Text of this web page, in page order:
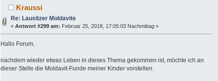
Kraussi
Re: Lausitzer Moldavite
«Antwort #299 am: Februar 25, 2018, 17:05:03 Nachmittag »
Hallo Forum,
nachdem wieder etwas Leben in dieses Thema gekommen ist, möchte ich an
dieser Stelle die Moldavit-Funde meiner Kinder vorstellen.